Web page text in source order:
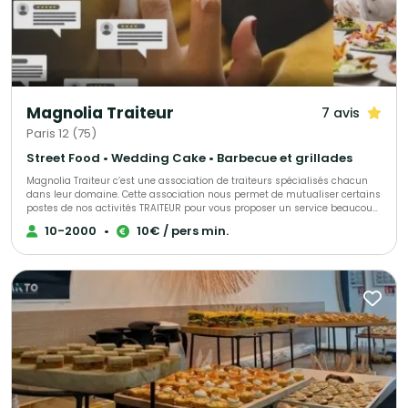
2025 (Tour Eiffel). 🎉 Événements Mariages, entreprises, événements
privés, culturels et institutionnels. 📍 Paris & Île-de-France 📩 Devis sur
mesure sur demande
Magnolia Traiteur 7 avis
Paris 12 (75)
Street Food • Wedding Cake • Barbecue et grillades
Magnolia Traiteur c’est une association de traiteurs spécialisés chacun
dans leur domaine. Cette association nous permet de mutualiser certains
postes de nos activités TRAITEUR pour vous proposer un service beaucoup
plus performant à tous les niveaux, LES AVANTAGES pour mieux vous
servir : - Un standard commun pour une réponse immédiate à vos
nous vous enverrons. - Une qualité de produits irréprochables (consulter
les centaines d’avis de nos clients sur Magnolia Traiteur) - Les achats de
matières premières de base mutualisées pour des coûts optimisés sur
nos devis - Des frais de publicité partagés pour descendre nos charges
fixes et vous proposer les meilleurs tarifs. - Une offre plus large avec un
seul interlocuteur « Magnolia Traiteur» - Des devis complet avec grâce à
nos partenaires « complémentaires » et spécialistes de l’événementiel,
avec toutes les options en complément que vous désirerez comme : Un
lieu, du matériel de location, de la sonorisation, du personnel de service,
un DJ, un photobooth, une location de verre, des jeux de lumières, etc… - Et
10-2000 • 10€ / pers min.